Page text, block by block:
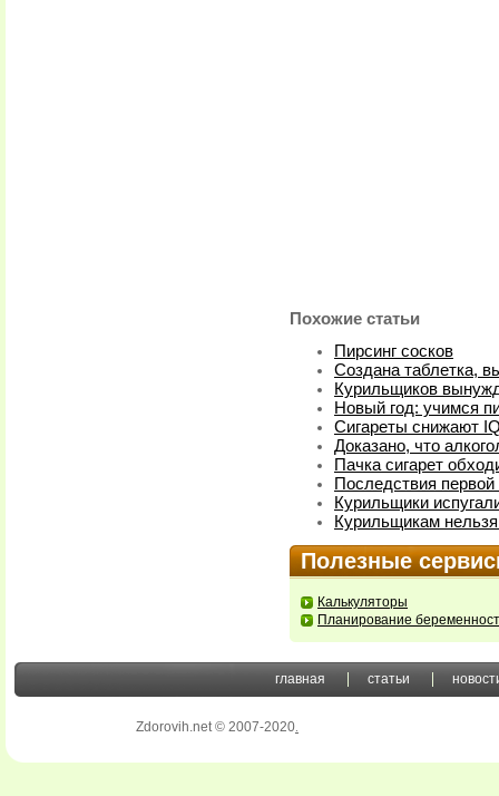
Похожие статьи
Пирсинг сосков
Создана таблетка,
Курильщиков
Новый год: учимся
Сигареты снижают
Доказано, что
Пачка сигарет
Последствия первой
Курильщики
Курильщикам
Полезные
Калькуляторы
Планирование
главная статьи
Zdorovih.net © 2007-2020